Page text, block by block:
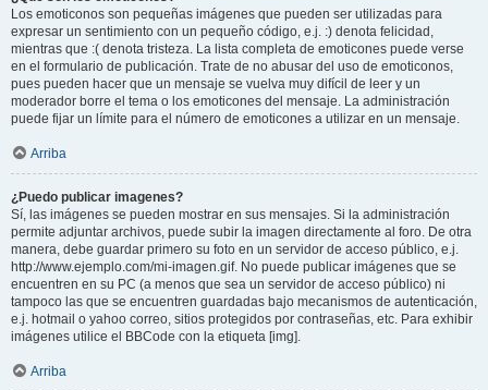
Los emoticonos son pequeñas imágenes que pueden ser utilizadas para
expresar un sentimiento con un pequeño código, e.j. :) denota felicidad,
mientras que :( denota tristeza. La lista completa de emoticones puede verse
en el formulario de publicación. Trate de no abusar del uso de emoticonos,
pues pueden hacer que un mensaje se vuelva muy difícil de leer y un
moderador borre el tema o los emoticones del mensaje. La administración
puede fijar un límite para el número de emoticones a utilizar en un mensaje.
Arriba
¿Puedo publicar imagenes?
Sí, las imágenes se pueden mostrar en sus mensajes. Si la administración
permite adjuntar archivos, puede subir la imagen directamente al foro. De otra
manera, debe guardar primero su foto en un servidor de acceso público, e.j.
http://www.ejemplo.com/mi-imagen.gif. No puede publicar imágenes que se
encuentren en su PC (a menos que sea un servidor de acceso público) ni
tampoco las que se encuentren guardadas bajo mecanismos de autenticación,
e.j. hotmail o yahoo correo, sitios protegidos por contraseñas, etc. Para exhibir
imágenes utilice el BBCode con la etiqueta [img].
Arriba